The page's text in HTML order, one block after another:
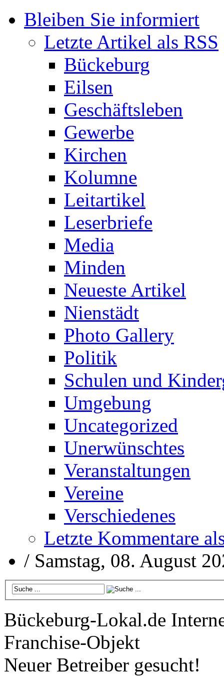
Bleiben Sie informiert
Letzte Artikel als RSS
Bückeburg
Eilsen
Geschäftsleben
Gewerbe
Kirchen
Kolumne
Leitartikel
Leserbriefe
Media
Minden
Neueste Artikel
Nienstädt
Photo Gallery
Politik
Schulen und
Umgebung
Uncategorized
Unerwünschtes
Veranstaltungen
Vereine
Verschiedenes
Letzte Kommentare
/ Samstag, 08. August
Bückeburg-Lokal.de
Franchise-Objekt
Neuer Betreiber gesucht!